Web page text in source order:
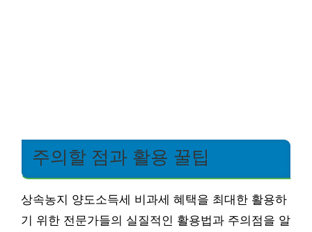
주의할 점과 활용 꿀팁
상속농지 양도소득세 비과세 혜택을 최대한 활용하
기 위한 전문가들의 실질적인 활용법과 주의점을 알